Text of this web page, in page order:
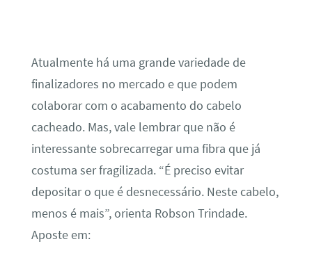
Atualmente há uma grande variedade de
finalizadores no mercado e que podem
colaborar com o acabamento do cabelo
cacheado. Mas, vale lembrar que não é
interessante sobrecarregar uma fibra que já
costuma ser fragilizada. “É preciso evitar
depositar o que é desnecessário. Neste cabelo,
menos é mais”, orienta Robson Trindade.
Aposte em: